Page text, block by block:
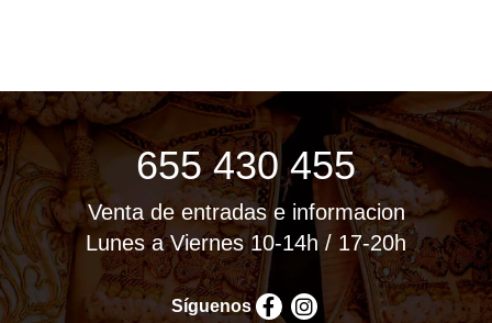
655 430 455
Venta de entradas e informacion
Lunes a Viernes 10-14h / 17-20h
Síguenos